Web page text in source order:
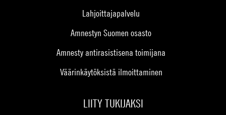
Lahjoittajapalvelu
Amnestyn Suomen osasto
Amnesty antirasistisena toimijana
Väärinkäytöksistä ilmoittaminen
LIITY TUKIJAKSI